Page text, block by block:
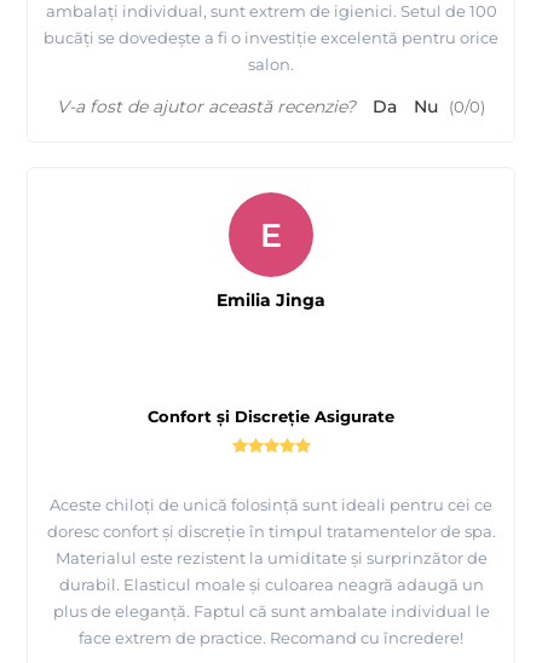
ambalați individual, sunt extrem de igienici. Setul de 100
bucăți se dovedește a fi o investiție excelentă pentru orice
salon.
V-a fost de ajutor această recenzie? Da Nu (0/0)
Confort și Discreție Asigurate
Aceste chiloți de unică folosință sunt ideali pentru cei ce
doresc confort și discreție în timpul tratamentelor de spa.
Materialul este rezistent la umiditate și surprinzător de
durabil. Elasticul moale și culoarea neagră adaugă un
plus de eleganță. Faptul că sunt ambalate individual le
face extrem de practice. Recomand cu încredere!
E
Emilia Jinga